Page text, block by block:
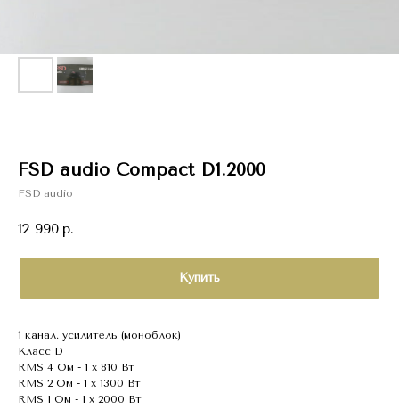
FSD audio Compact D1.2000
FSD audio
12 990 р.
Купить
1 канал. усилитель (моноблок)
Класс D
RMS 4 Ом - 1 x 810 Вт
RMS 2 Ом - 1 x 1300 Вт
RMS 1 Ом - 1 x 2000 Вт